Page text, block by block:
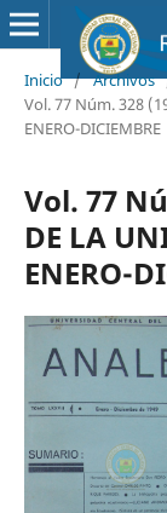
Inicio / Archivos
Vol. 77 Núm. 328
ENERO-DICIEMBRE
Vol. 77
DE LA
ENERO-